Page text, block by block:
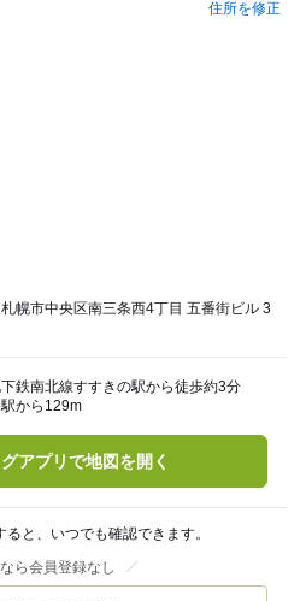
住所を修正
幌市中央区南三条西4丁目 五番街ビル 3
鉄南北線すすきの駅から徒歩約3分
から129m
アプリで地図を開く
と、いつでも確認できます。
ら会員登録なし